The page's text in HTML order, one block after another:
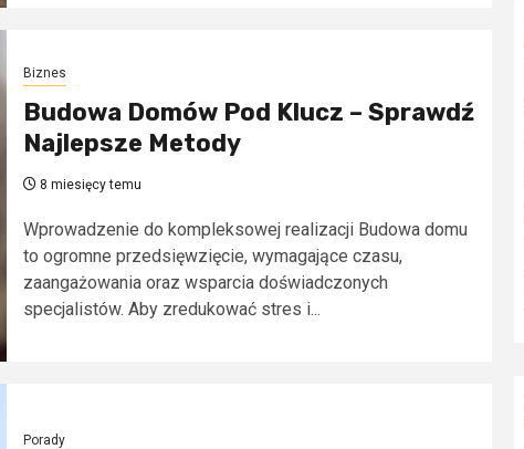
Biznes
Budowa Domów Pod Klucz – Sprawdź
Najlepsze Metody
8 miesięcy temu
Wprowadzenie do kompleksowej realizacji Budowa domu
to ogromne przedsięwzięcie, wymagające czasu,
zaangażowania oraz wsparcia doświadczonych
specjalistów. Aby zredukować stres i...
Porady